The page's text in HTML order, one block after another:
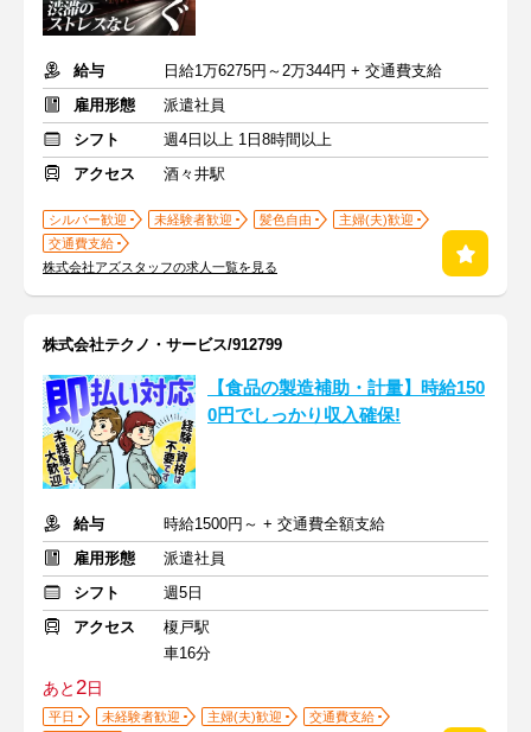
給与
日給1万6275円～2万344円 + 交通費支給
雇用形態
派遣社員
シフト
週4日以上 1日8時間以上
アクセス
酒々井駅
シルバー歓迎 未経験者歓迎 髪色自由
主婦(夫)歓迎
交通費支給
株式会社アズスタッフの求人一覧を見る
株式会社テクノ・サービス/912799
【食品の製造補助・計量】時給150
0円でしっかり収入確保!
給与
時給1500円～ + 交通費全額支給
雇用形態
派遣社員
シフト
週5日
アクセス
榎戸駅
車16分
あと2日
平日 未経験者歓迎 主婦(夫)歓迎
交通費支給